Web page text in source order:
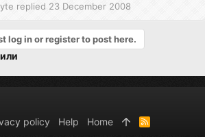
23 December 2008
log in or register to post here.
policy Help Home
R